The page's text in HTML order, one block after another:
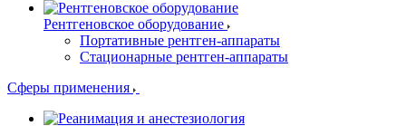
Рентгеновское оборудование
Портативные рентген-аппараты
Стационарные рентген-аппараты
Сферы применения